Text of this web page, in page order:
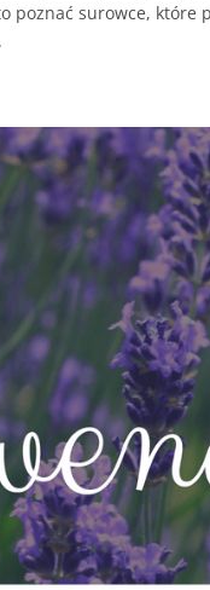
poznać surowce,